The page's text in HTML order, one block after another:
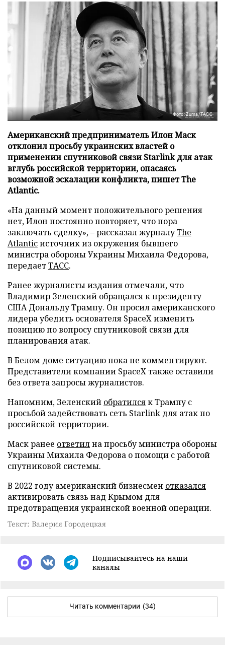
Фото: Zuma/ТАСС
Американский предприниматель Илон Маск
отклонил просьбу украинских властей о
применении спутниковой связи Starlink для атак
вглубь российской территории, опасаясь
возможной эскалации конфликта, пишет The
Atlantic.
«На данный момент положительного решения
нет, Илон постоянно повторяет, что пора
заключать сделку», – рассказал журналуThe
Atlanticисточник из окружения бывшего
министра обороны Украины Михаила Федорова,
передаетТАСС.
Ранее журналисты издания отмечали, что
Владимир Зеленский обращался к президенту
США Дональду Трампу. Он просил американского
лидера убедить основателя SpaceX изменить
позицию по вопросу спутниковой связи для
планирования атак.
В Белом доме ситуацию пока не комментируют.
Представители компании SpaceX также оставили
без ответа запросы журналистов.
Напомним, Зеленский обратилсяк Трампу с
просьбой задействовать сеть Starlink для атак по
российской территории.
Маск ранее ответилна просьбу министра обороны
Украины Михаила Федорова о помощи с работой
спутниковой системы.
В 2022 году американский бизнесмен отказался
активировать связь над Крымом для
предотвращения украинской военной операции.
Текст: Валерия Городецкая
Подписывайтесь на наши
каналы
Читать комментарии (34)